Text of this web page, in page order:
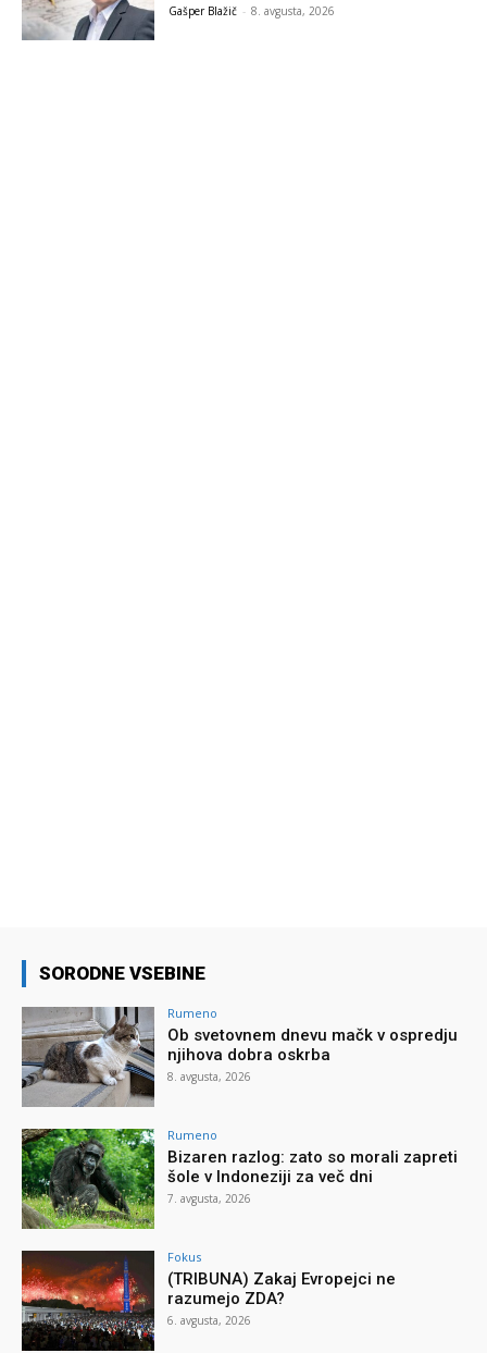
Gašper Blažič - 8. avgusta, 2026
SORODNE VSEBINE
Rumeno
Ob svetovnem dnevu mačk v ospredju
njihova dobra oskrba
8. avgusta, 2026
Rumeno
Bizaren razlog: zato so morali zapreti
šole v Indoneziji za več dni
7. avgusta, 2026
Fokus
(TRIBUNA) Zakaj Evropejci ne
razumejo ZDA?
6. avgusta, 2026